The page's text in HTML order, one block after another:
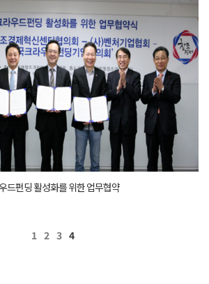
드펀딩 활성화를 위한 업무협약
1 2 3 4